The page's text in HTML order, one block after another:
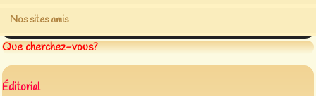
Nos sites amis
Que cherchez-vous?
Éditorial